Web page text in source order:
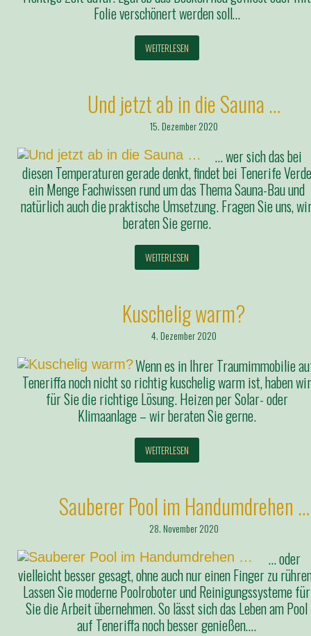
Folie verschönert werden soll…
WEITERLESEN
Und jetzt ab in die Sauna …
15. Dezember 2020
… wer sich das bei
diesen Temperaturen gerade denkt, findet bei Tenerife Verde
ein Menge Fachwissen rund um das Thema Sauna-Bau und
natürlich auch die praktische Umsetzung. Fragen Sie uns,
beraten Sie gerne.
WEITERLESEN
Kuschelig warm?
4. Dezember 2020
Wenn es in Ihrer Traumimmobilie
Teneriffa noch nicht so richtig kuschelig warm ist, haben wir
für Sie die richtige Lösung. Heizen per Solar- oder
Klimaanlage – wir beraten Sie gerne.
WEITERLESEN
Sauberer Pool im Handumdrehen …
28. November 2020
… oder
vielleicht besser gesagt, ohne auch nur einen Finger zu
Lassen Sie moderne Poolroboter und Reinigungssysteme für
Sie die Arbeit übernehmen. So lässt sich das Leben am Pool
auf Teneriffa noch besser genießen….